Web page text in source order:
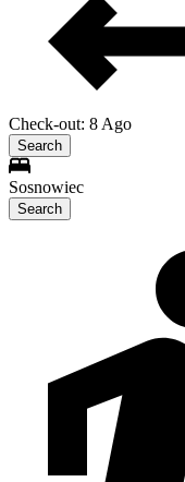
Check-out: 8 Ago
Search
Sosnowiec
Search